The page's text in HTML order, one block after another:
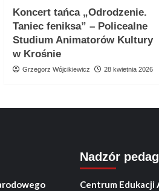
Koncert tańca „Odrodzenie.
Taniec feniksa” – Policealne
Studium Animatorów Kultury
w Krośnie
Grzegorz Wójcikiewicz 28 kwietnia 2026
Nadzór
Centrum